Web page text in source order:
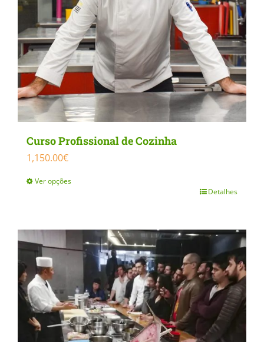
Curso Profissional de Cozinha
1,150.00€
Ver opções
has
multiple
variants.
The
options
may
Detalhes